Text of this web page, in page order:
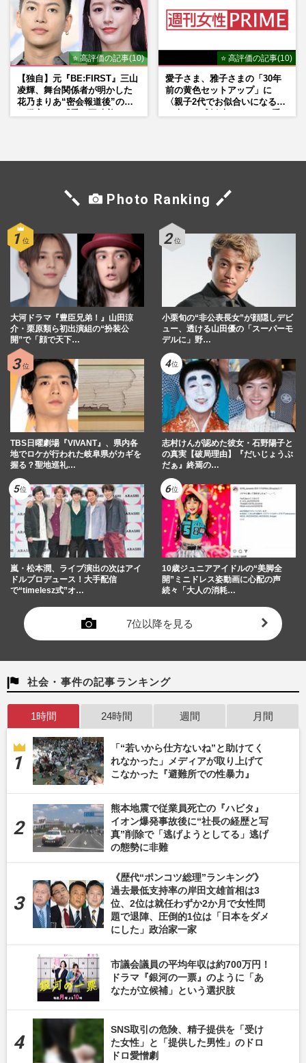
⭐ 高評価の記事(10)
【独自】元『BE:FIRST』三山
凌輝、舞台関係者が明かした
花乃まりあ“密会報道後”の呆
⭐ 高評価の記事(10)
愛子さま、雅子さまの「30年
前の黄色セットアップ」に
〈親子2代でお似合いになる〉
Photo Ranking
大河ドラマ『豊臣兄弟！』山田涼
介・栗原類ら初出演組の“扮装公
開”で「顔で天下…
小栗旬の“非公表長女”が顔隠しデビ
ュー、透ける山田優の「スーパーモ
デルに」野…
TBS日曜劇場『VIVANT』、県内各
地でロケが行われた岐阜県がカギを
握る？聖地巡礼…
志村けんが認めた彼女・石野陽子と
の真実【破局理由】『だいじょうぶ
だぁ』終焉の…
嵐・松本潤、ライブ演出の次はアイ
ドルプロデュース！大手配信
で“timelesz式”オ…
10歳ジュニアアイドルの“美脚全
開”ミニドレス姿動画に心配の声
続々「大人の消耗…
7位以降を見る
社会・事件の記事ランキング
1時間 24時間 週間 月間
「“若いから仕方ないね”と助けてく
れなかった」メディアが取り上げて
こなかった『避難所での性暴力』
熊本地震で従業員死亡の『ハビタ』
イオン爆発事故後に“社長の経歴と写
真”削除で「逃げようとしてる」逃げ
の態勢に非難
《歴代“ポンコツ総理”ランキング》
過去最低支持率の岸田文雄首相は3
位、2位は就任わずか2か月で女性問
題で退陣、圧倒的1位は「日本をダメ
にした」政治家一家
市議会議員の平均年収は約700万円！
ドラマ『銀河の一票』のように「あ
なたが立候補」という選択肢
SNS取引の危険、精子提供を「受け
た女性」と「提供した男性」のドロ
ドロ愛憎劇